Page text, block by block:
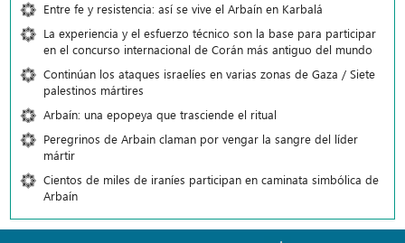
Entre fe y resistencia: así se vive el Arbaín en Karbalá
La experiencia y el esfuerzo técnico son la base para participar
en el concurso internacional de Corán más antiguo del mundo
Continúan los ataques israelíes en varias zonas de Gaza / Siete
palestinos mártires
Arbaín: una epopeya que trasciende el ritual
Peregrinos de Arbain claman por vengar la sangre del líder
mártir
Cientos de miles de iraníes participan en caminata simbólica de
Arbaín